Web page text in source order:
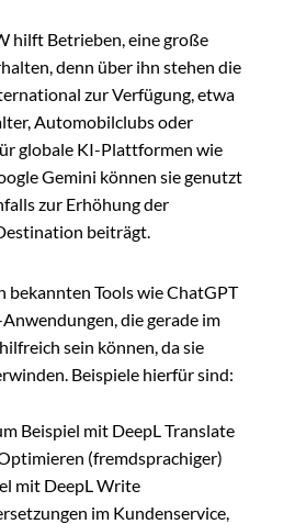
hilft Betrieben, eine große
denn über ihn stehen die
zur Verfügung, etwa
Automobilclubs oder
globale KI-Plattformen wie
Gemini können sie genutzt
zur Erhöhung der
beiträgt.
bekannten Tools wie ChatGPT
die gerade im
sein können, da sie
Beispiele hierfür sind:
Beispiel mit DeepL Translate
(fremdsprachiger)
mit DeepL Write
im Kundenservice,